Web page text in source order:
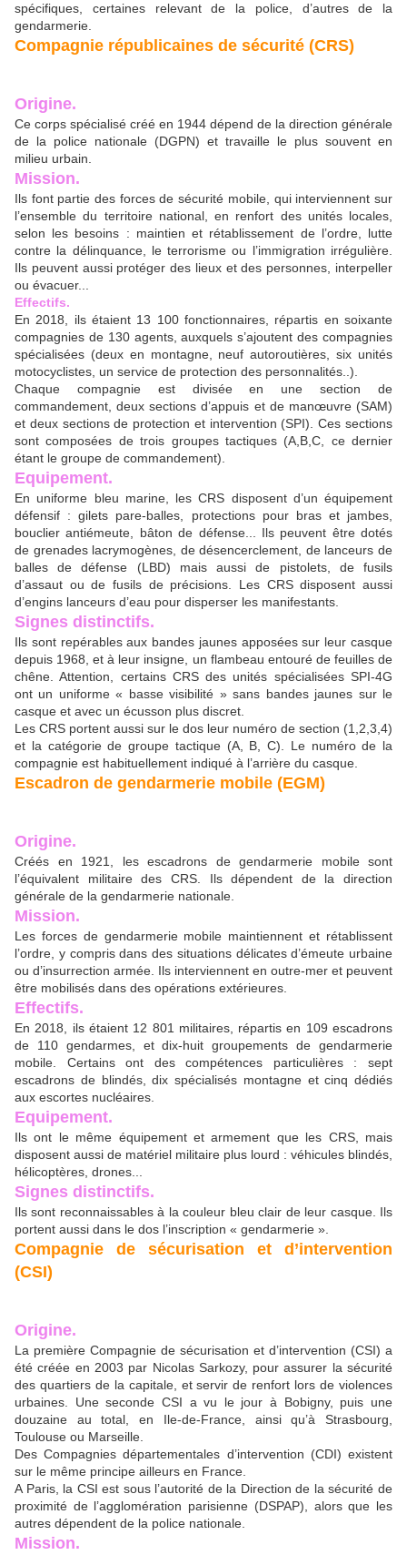
spécifiques, certaines relevant de la police, d’autres de la
gendarmerie.
Compagnie républicaines de sécurité (CRS)
Origine.
Ce corps spécialisé créé en 1944 dépend de la direction générale
de la police nationale (DGPN) et travaille le plus souvent en
milieu urbain.
Mission.
Ils font partie des forces de sécurité mobile, qui interviennent sur
l’ensemble du territoire national, en renfort des unités locales,
selon les besoins : maintien et rétablissement de l’ordre, lutte
contre la délinquance, le terrorisme ou l’immigration irrégulière.
Ils peuvent aussi protéger des lieux et des personnes, interpeller
ou évacuer...
Effectifs.
En 2018, ils étaient 13 100 fonctionnaires, répartis en soixante
compagnies de 130 agents, auxquels s’ajoutent des compagnies
spécialisées (deux en montagne, neuf autoroutières, six unités
motocyclistes, un service de protection des personnalités..).
Chaque compagnie est divisée en une section de
commandement, deux sections d’appuis et de manœuvre (SAM)
et deux sections de protection et intervention (SPI). Ces sections
sont composées de trois groupes tactiques (A,B,C, ce dernier
étant le groupe de commandement).
Equipement.
En uniforme bleu marine, les CRS disposent d’un équipement
défensif : gilets pare-balles, protections pour bras et jambes,
bouclier antiémeute, bâton de défense... Ils peuvent être dotés
de grenades lacrymogènes, de désencerclement, de lanceurs de
balles de défense (LBD) mais aussi de pistolets, de fusils
d’assaut ou de fusils de précisions. Les CRS disposent aussi
d’engins lanceurs d’eau pour disperser les manifestants.
Signes distinctifs.
Ils sont repérables aux bandes jaunes apposées sur leur casque
depuis 1968, et à leur insigne, un flambeau entouré de feuilles de
chêne. Attention, certains CRS des unités spécialisées SPI-4G
ont un uniforme « basse visibilité » sans bandes jaunes sur le
casque et avec un écusson plus discret.
Les CRS portent aussi sur le dos leur numéro de section (1,2,3,4)
et la catégorie de groupe tactique (A, B, C). Le numéro de la
compagnie est habituellement indiqué à l’arrière du casque.
Escadron de gendarmerie mobile (EGM)
Origine.
Créés en 1921, les escadrons de gendarmerie mobile sont
l’équivalent militaire des CRS. Ils dépendent de la direction
générale de la gendarmerie nationale.
Mission.
Les forces de gendarmerie mobile maintiennent et rétablissent
l’ordre, y compris dans des situations délicates d’émeute urbaine
ou d’insurrection armée. Ils interviennent en outre-mer et peuvent
être mobilisés dans des opérations extérieures.
Effectifs.
En 2018, ils étaient 12 801 militaires, répartis en 109 escadrons
de 110 gendarmes, et dix-huit groupements de gendarmerie
mobile. Certains ont des compétences particulières : sept
escadrons de blindés, dix spécialisés montagne et cinq dédiés
aux escortes nucléaires.
Equipement.
Ils ont le même équipement et armement que les CRS, mais
disposent aussi de matériel militaire plus lourd : véhicules blindés,
hélicoptères, drones...
Signes distinctifs.
Ils sont reconnaissables à la couleur bleu clair de leur casque. Ils
portent aussi dans le dos l’inscription « gendarmerie ».
Compagnie de sécurisation et d’intervention
(CSI)
Origine.
La première Compagnie de sécurisation et d’intervention (CSI) a
été créée en 2003 par Nicolas Sarkozy, pour assurer la sécurité
des quartiers de la capitale, et servir de renfort lors de violences
urbaines. Une seconde CSI a vu le jour à Bobigny, puis une
douzaine au total, en Ile-de-France, ainsi qu’à Strasbourg,
Toulouse ou Marseille.
Des Compagnies départementales d’intervention (CDI) existent
sur le même principe ailleurs en France.
A Paris, la CSI est sous l’autorité de la Direction de la sécurité de
proximité de l’agglomération parisienne (DSPAP), alors que les
autres dépendent de la police nationale.
Mission.